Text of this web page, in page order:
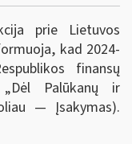
prie Lietuvos
kad 2024-
finansų
Palūkanų ir
— Įsakymas).